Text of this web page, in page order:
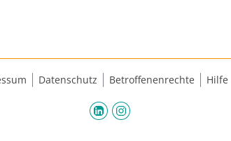
Datenschutz Betroffenenrechte Hilfe